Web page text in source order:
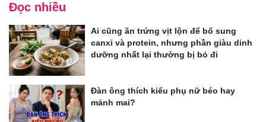
Đọc nhiều
Ai cũng ăn trứng vịt lộn để bổ sung
canxi và protein, nhưng phần giàu dinh
dưỡng nhất lại thường bị bỏ đi
Đàn ông thích kiểu phụ nữ béo hay
mảnh mai?